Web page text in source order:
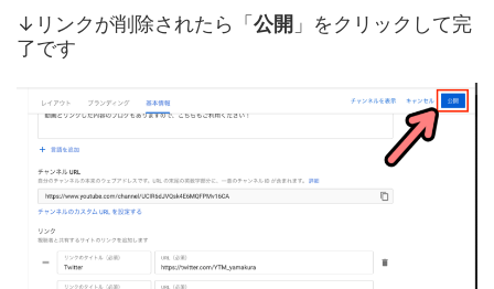
↓リンクが削除されたら「 公開 」をクリックして完
了です